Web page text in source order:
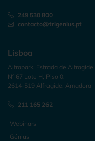
249 530 800
contacto@trigenius.pt
Lisboa
Alfrapark, Estrada de Alfragide,
Nº 67 Lote H, Piso 0,
2614-519 Alfragide, Amadora
211 165 262
Webinars
Génius